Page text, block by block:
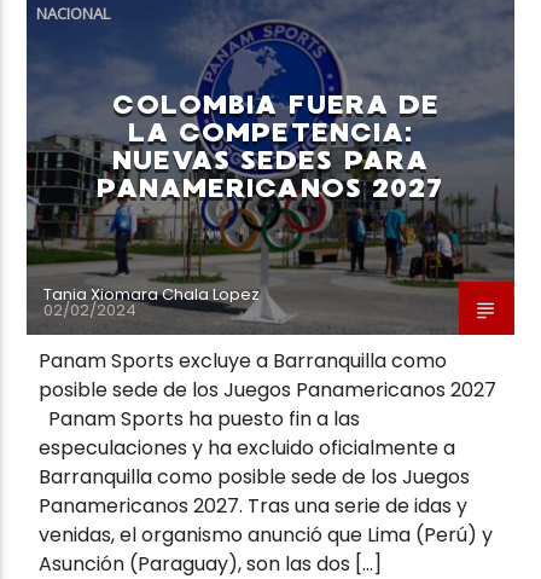
NACIONAL
COLOMBIA FUERA DE
LA COMPETENCIA:
NUEVAS SEDES PARA
PANAMERICANOS 2027
Tania Xiomara Chala Lopez
02/02/2024
Panam Sports excluye a Barranquilla como
posible sede de los Juegos Panamericanos 2027
Panam Sports ha puesto fin a las
especulaciones y ha excluido oficialmente a
Barranquilla como posible sede de los Juegos
Panamericanos 2027. Tras una serie de idas y
venidas, el organismo anunció que Lima (Perú) y
Asunción (Paraguay), son las dos […]